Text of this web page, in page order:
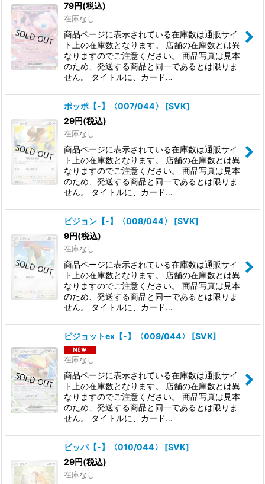
79円(税込)
在庫なし
商品ページに表示されている在庫数は通販サイ
ト上の在庫数となります。 店舗の在庫数とは異
なりますのでご注意ください。 商品写真は見本
のため、発送する商品と同一であるとは限りま
せん。 タイトルに、カード…
ポッポ【-】〈007/044〉 [SVK]
29円(税込)
在庫なし
商品ページに表示されている在庫数は通販サイ
ト上の在庫数となります。 店舗の在庫数とは異
なりますのでご注意ください。 商品写真は見本
のため、発送する商品と同一であるとは限りま
せん。 タイトルに、カード…
ピジョン【-】〈008/044〉 [SVK]
9円(税込)
在庫なし
商品ページに表示されている在庫数は通販サイ
ト上の在庫数となります。 店舗の在庫数とは異
なりますのでご注意ください。 商品写真は見本
のため、発送する商品と同一であるとは限りま
せん。 タイトルに、カード…
ピジョットex【-】〈009/044〉 [SVK]
在庫なし
商品ページに表示されている在庫数は通販サイ
ト上の在庫数となります。 店舗の在庫数とは異
なりますのでご注意ください。 商品写真は見本
のため、発送する商品と同一であるとは限りま
せん。 タイトルに、カード…
ビッパ【-】〈010/044〉 [SVK]
29円(税込)
在庫なし